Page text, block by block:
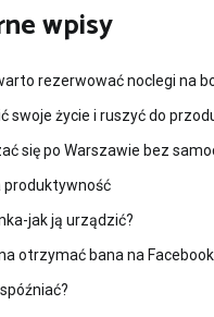
wpisy
rezerwować noclegi na
swoje życie i ruszyć do
się po Warszawie bez
produktywność
jak ją urządzić?
otrzymać bana na